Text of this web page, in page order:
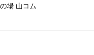
場 山コム